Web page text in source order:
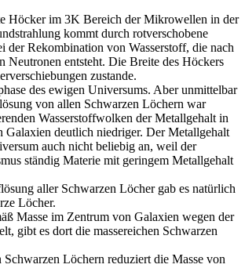
Höcker im 3K Bereich der Mikrowellen in der
kommt durch rotverschobene
der Rekombination von Wasserstoff, die nach
Neutronen entsteht. Die Breite des Höckers
zustande.
des ewigen Universums. Aber unmittelbar
von allen Schwarzen Löchern war
Wasserstoffwolken der Metallgehalt in
Galaxien deutlich niedriger. Der Metallgehalt
auch nicht beliebig an, weil der
ständig Materie mit geringem Metallgehalt
aller Schwarzen Löcher gab es natürlich
Löcher.
Masse im Zentrum von Galaxien wegen der
gibt es dort die massereichen Schwarzen
Löchern reduziert die Masse von